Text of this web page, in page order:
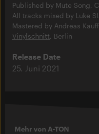
Published by Mute Song,
All tracks mixed by Luke
Mastered by Andreas
Vinylschnitt, Berlin
Release Date
25. Juni 2021
Mehr von A-TON